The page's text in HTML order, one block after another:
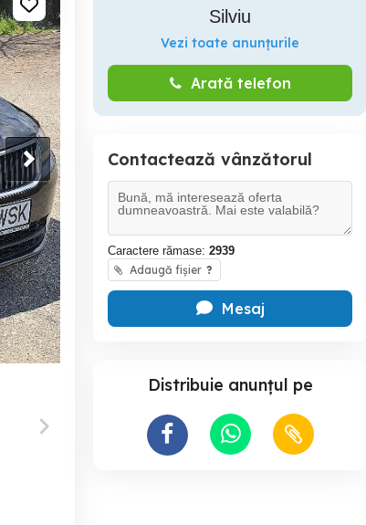
Silviu
Vezi toate anunțurile
Arată telefon
Contactează vânzătorul
Caractere rămase: 2939
Adaugă fișier ?
Mesaj
Distribuie anunțul pe